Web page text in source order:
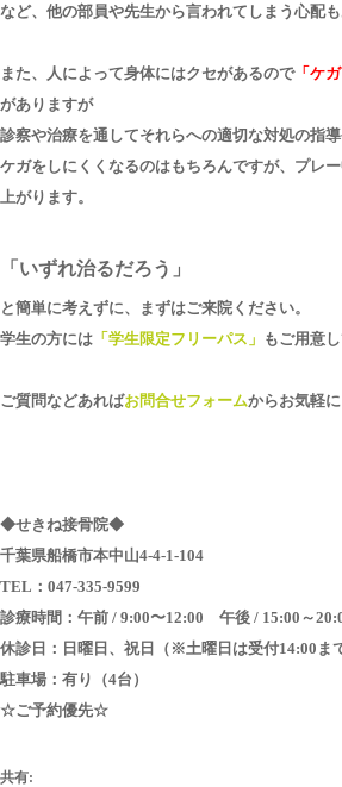
など、他の部員や先生から言われてしまう心配も
また、人によって身体にはクセがあるので「ケ
がありますが
診察や治療を通してそれらへの適切な対処の指
ケガをしにくくなるのはもちろんですが、プレ
上がります。
「いずれ治るだろう」
と簡単に考えずに、まずはご来院ください。
学生の方には 「学生限定フリーパス」 もご用意
ご質問などあればお問合せフォームからお気軽
◆せきね接骨院◆
千葉県船橋市本中山4-4-1-104
TEL：047-335-9599
診療時間：午前 / 9:00〜12:00 午後 / 15:00～
休診日：日曜日、祝日（※土曜日は受付14:00まで
駐車場：有り（4台）
☆ご予約優先☆
共有: